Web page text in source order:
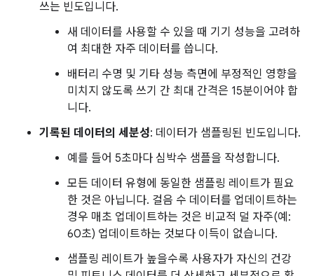
쓰는 빈도입니다.
새 데이터를 사용할 수 있을 때 기기 성능을 고려하
여 최대한 자주 데이터를 씁니다.
배터리 수명 및 기타 성능 측면에 부정적인 영향을
미치지 않도록 쓰기 간 최대 간격은 15분이어야 합
니다.
기록된 데이터의 세분성: 데이터가 샘플링된 빈도입니다.
예를 들어 5초마다 심박수 샘플을 작성합니다.
모든 데이터 유형에 동일한 샘플링 레이트가 필요
한 것은 아닙니다. 걸음 수 데이터를 업데이트하는
경우 매초 업데이트하는 것은 비교적 덜 자주(예:
60초) 업데이트하는 것보다 이득이 없습니다.
샘플링 레이트가 높을수록 사용자가 자신의 건강